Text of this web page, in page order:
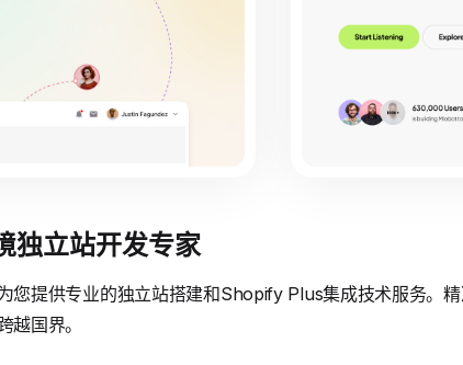
独立站开发专家
您提供专业的独立站搭建和Shopify Plus集成技术服务。
越国界。